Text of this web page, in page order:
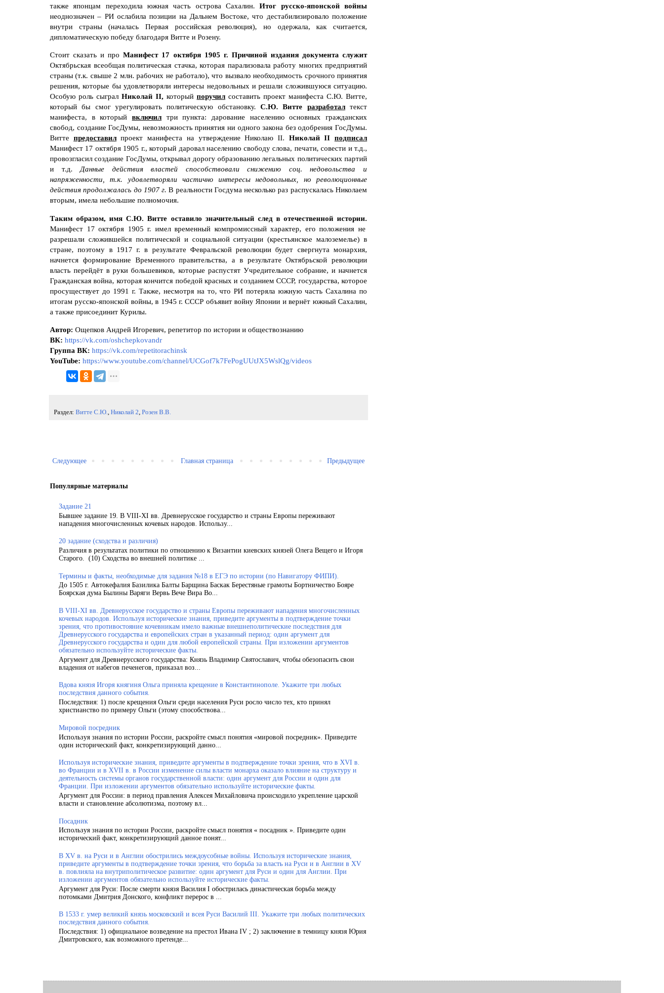
также японцам переходила южная часть острова Сахалин.Итог русско-японской войны
неоднозначен – РИ ослабила позиции на Дальнем Востоке, что дестабилизировало положение
внутри страны (началась Первая российская революция), но одержала, как считается,
дипломатическую победу благодаря Витте и Розену.
Стоит сказать и проМанифест 17 октября 1905 г. Причиной издания документа служит
Октябрьская всеобщая политическая стачка, которая парализовала работу многих предприятий
страны (т.к. свыше 2 млн. рабочих не работало), что вызвало необходимость срочного принятия
решения, которые бы удовлетворяли интересы недовольных и решали сложившуюся ситуацию.
Особую роль сыграл Николай II, который поручил составить проект манифеста С.Ю. Витте,
который бы смог урегулировать политическую обстановку. С.Ю. Витте разработалтекст
манифеста, в который включил три пункта: дарование населению основных гражданских
свобод, создание ГосДумы, невозможность принятия ни одного закона без одобрения ГосДумы.
Витте предоставилпроект манифеста на утверждение Николаю II. Николай II подписал
Манифест 17 октября 1905 г., который даровал населению свободу слова, печати, совести и т.д.,
провозгласил создание ГосДумы, открывал дорогу образованию легальных политических партий
и т.д. Данные действия властей способствовали снижению соц. недовольства и
напряженности, т.к. удовлетворяли частично интересы недовольных, но революционные
действия продолжалась до 1907 г.В реальности Госдума несколько раз распускалась Николаем
вторым, имела небольшие полномочия.
Таким образом, имя С.Ю. Витте оставило значительный след в отечественной истории.
Манифест 17 октября 1905 г. имел временный компромиссный характер, его положения не
разрешали сложившейся политической и социальной ситуации (крестьянское малоземелье) в
стране, поэтому в 1917 г. в результате Февральской революции будет свергнута монархия,
начнется формирование Временного правительства, а в результате Октябрьской революции
власть перейдёт в руки большевиков, которые распустят Учредительное собрание, и начнется
Гражданская война, которая кончится победой красных и созданием СССР, государства, которое
просуществует до 1991 г. Также, несмотря на то, что РИ потеряла южную часть Сахалина по
итогам русско-японской войны, в 1945 г. СССР объявит войну Японии и вернёт южный Сахалин,
а также присоединит Курилы.
Автор: Ощепков Андрей Игоревич, репетитор по истории и обществознанию
ВК: https://vk.com/oshchepkovandr
Группа ВК: https://vk.com/repetitorachinsk
YouTube: https://www.youtube.com/channel/UCGof7k7FePogUUtJX5WslQg/videos
Раздел: Витте С.Ю., Николай 2, Розен В.В.
Следующее Предыдущее
Главная страница
Популярные материалы
Задание 21
Бывшее задание 19. В VIII-XI вв. Древнерусское государство и страны Европы переживают
нападения многочисленных кочевых народов. Использу...
20 задание (сходства и различия)
Различия в результатах политики по отношению к Византии киевских князей Олега Вещего и Игоря
Старого. (10) Сходства во внешней политике ...
Термины и факты, необходимые для задания №18 в ЕГЭ по истории (по Навигатору ФИПИ).
До 1505 г. Автокефалия Базилика Балты Барщина Баскак Берестяные грамоты Бортничество Бояре
Боярская дума Былины Варяги Вервь Вече Вира Во...
В VIII-XI вв. Древнерусское государство и страны Европы переживают нападения многочисленных
кочевых народов. Используя исторические знания, приведите аргументы в подтверждение точки
зрения, что противостояние кочевникам имело важные внешнеполитические последствия для
Древнерусского государства и европейских стран в указанный период: один аргумент для
Древнерусского государства и один для любой европейской страны. При изложении аргументов
обязательно используйте исторические факты.
Аргумент для Древнерусского государства: Князь Владимир Святославич, чтобы обезопасить свои
владения от набегов печенегов, приказал воз...
Вдова князя Игоря княгиня Ольга приняла крещение в Константинополе. Укажите три любых
последствия данного события.
Последствия: 1) после крещения Ольги среди населения Руси росло число тех, кто принял
христианство по примеру Ольги (этому способствова...
Мировой посредник
Используя знания по истории России, раскройте смысл понятия «мировой посредник». Приведите
один исторический факт, конкретизирующий данно...
Используя исторические знания, приведите аргументы в подтверждение точки зрения, что в XVI в.
во Франции и в XVII в. в России изменение силы власти монарха оказало влияние на структуру и
деятельность системы органов государственной власти: один аргумент для России и один для
Франции. При изложении аргументов обязательно используйте исторические факты.
Аргумент для России: в период правления Алексея Михайловича происходило укрепление царской
власти и становление абсолютизма, поэтому вл...
Посадник
Используя знания по истории России, раскройте смысл понятия « посадник ». Приведите один
исторический факт, конкретизирующий данное понят...
В XV в. на Руси и в Англии обострились междоусобные войны. Используя исторические знания,
приведите аргументы в подтверждение точки зрения, что борьба за власть на Руси и в Англии в XV
в. повлияла на внутриполитическое развитие: один аргумент для Руси и один для Англии. При
изложении аргументов обязательно используйте исторические факты.
Аргумент для Руси: После смерти князя Василия I обострилась династическая борьба между
потомками Дмитрия Донского, конфликт перерос в ...
В 1533 г. умер великий князь московский и всея Руси Василий III. Укажите три любых политических
последствия данного события.
Последствия: 1) официальное возведение на престол Ивана IV ; 2) заключение в темницу князя Юрия
Дмитровского, как возможного претенде...